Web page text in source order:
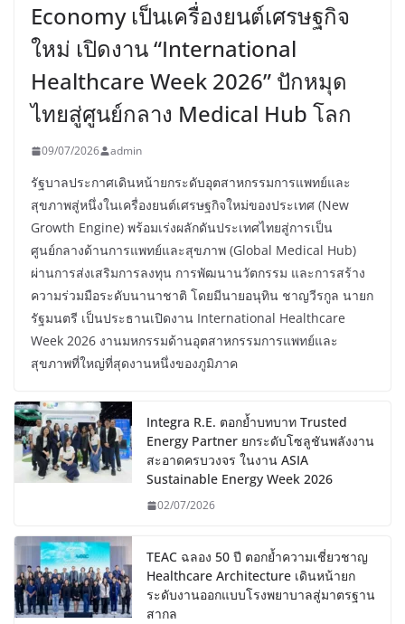
Economy เป็นเครื่องยนต์เศรษฐกิจ
ใหม่ เปิดงาน “International
Healthcare Week 2026” ปักหมุด
ไทยสู่ศูนย์กลาง Medical Hub โลก
09/07/2026 admin
รัฐบาลประกาศเดินหน้ายกระดับอุตสาหกรรมการแพทย์และ
สุขภาพสู่หนึ่งในเครื่องยนต์เศรษฐกิจใหม่ของประเทศ (New
Growth Engine) พร้อมเร่งผลักดันประเทศไทยสู่การเป็น
ศูนย์กลางด้านการแพทย์และสุขภาพ (Global Medical Hub)
ผ่านการส่งเสริมการลงทุน การพัฒนานวัตกรรม และการสร้าง
ความร่วมมือระดับนานาชาติ โดยมีนายอนุทิน ชาญวีรกูล นายก
รัฐมนตรี เป็นประธานเปิดงาน International Healthcare
Week 2026 งานมหกรรมด้านอุตสาหกรรมการแพทย์และ
สุขภาพที่ใหญ่ที่สุดงานหนึ่งของภูมิภาค
Integra R.E. ตอกย้ำบทบาท Trusted
Energy Partner ยกระดับโซลูชันพลังงาน
สะอาดครบวงจร ในงาน ASIA
Sustainable Energy Week 2026
02/07/2026
TEAC ฉลอง 50 ปี ตอกย้ำความเชี่ยวชาญ
Healthcare Architecture เดินหน้ายก
ระดับงานออกแบบโรงพยาบาลสู่มาตรฐาน
สากล